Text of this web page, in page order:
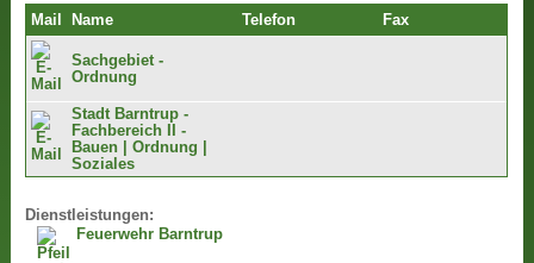
Mail Name Telefon Fax
Sachgebiet -
Ordnung
Stadt Barntrup -
Fachbereich II -
Bauen | Ordnung |
Soziales
Dienstleistungen:
Feuerwehr Barntrup